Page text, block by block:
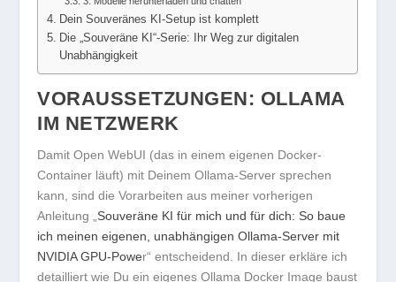
Dein Souveränes KI-Setup ist komplett
Die „Souveräne KI“-Serie: Ihr Weg zur digitalen
Unabhängigkeit
VORAUSSETZUNGEN: OLLAMA
IM NETZWERK
Damit Open WebUI (das in einem eigenen Docker-
Container läuft) mit Deinem Ollama-Server sprechen
kann, sind die Vorarbeiten aus meiner vorherigen
Anleitung „ Souveräne KI für mich und für dich: So baue
ich meinen eigenen, unabhängigen Ollama-Server mit
NVIDIA GPU-Power“ entscheidend. In dieser erkläre ich
detailliert wie Du ein eigenes Ollama Docker Image baust